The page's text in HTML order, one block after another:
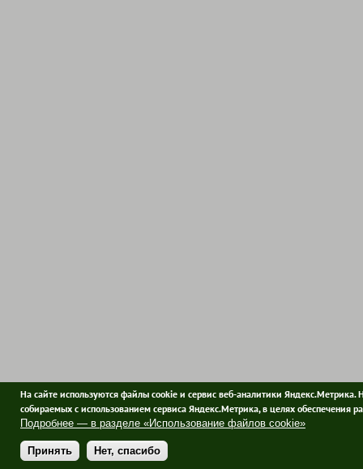
На сайте используются файлы cookie и сервис веб-аналитики
собираемых с использованием сервиса Яндекс.Метрика, в целях обеспечения
Подробнее — в разделе «Использование файлов cookie»
Принять Нет, спасибо